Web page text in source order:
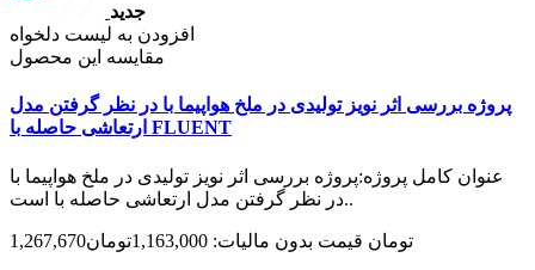
جدید
افزودن به لیست دلخواه
مقایسه این محصول
پروژه بررسی اثر نویز تولیدی در ملخ هواپیما با در نظر گرفتن مدل
ارتعاشی حاصله با FLUENT‌
عنوان کامل پروژه:پروژه بررسی اثر نویز تولیدی در ملخ هواپیما با
در نظر گرفتن مدل ارتعاشی حاصله با است..
1,267,670تومان قیمت بدون مالیات: 1,163,000تومان